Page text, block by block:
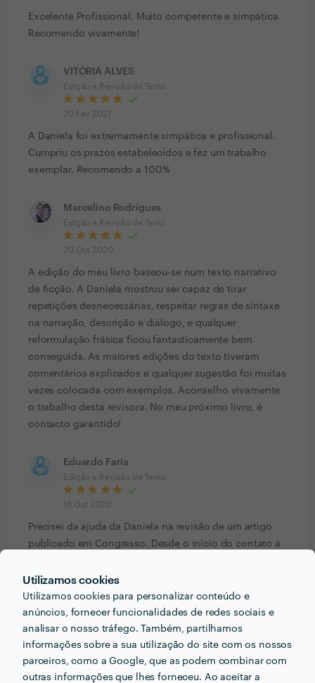
Utilizamos cookies
Utilizamos cookies para personalizar conteúdo e
anúncios, fornecer funcionalidades de redes sociais e
analisar o nosso tráfego. Também, partilhamos
informações sobre a sua utilização do site com os nossos
parceiros, como a Google, que as podem combinar com
outras informações que lhes forneceu. Ao aceitar a
Excelente Profissional. Muito competente e simpática.
Recomendo vivamente!
VITÓRIA ALVES
Edição e Revisão de Texto
20 Fev 2021
A Daniela foi extremamente simpática e profissional.
Cumpriu os prazos estabelecidos e fez um trabalho
exemplar. Recomendo a 100%
Marcelino Rodrigues
Edição e Revisão de Texto
20 Out 2020
A edição do meu livro baseou-se num texto narrativo
de ficção. A Daniela mostrou ser capaz de tirar
repetições desnecessárias, respeitar regras de sintaxe
na narração, descrição e diálogo, e qualquer
reformulação frásica ficou fantasticamente bem
conseguida. As maiores edições do texto tiveram
comentários explicados e qualquer sugestão foi muitas
vezes colocada com exemplos. Aconselho vivamente
o trabalho desta revisora. No meu próximo livro, é
contacto garantido!
Eduardo Faria
Edição e Revisão de Texto
18 Out 2020
Precisei da ajuda da Daniela na revisão de um artigo
publicado em Congresso. Desde o início do contato a
sobre o tema da revisão. O trabalho de revisão foi
impecável, visivelmente feito com dedicação, atenção
e responsabilidade. Todas as sugestões apontadas por
ela foram de grande valia para o resultado final da
pesquisa. Recomendo firmemente o trabalho dela.